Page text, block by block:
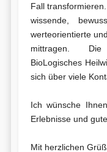
Fall
wissende,
werteorientierte
mittragen. Die
BioLogisches
sich über viele
Ich wünsche
Erlebnisse und
Mit herzlichen